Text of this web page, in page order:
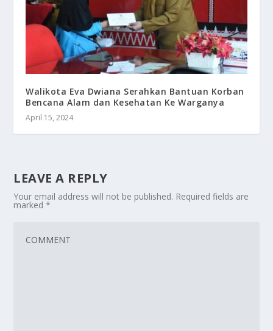
Walikota Eva Dwiana Serahkan Bantuan Korban
Bencana Alam dan Kesehatan Ke Warganya
April 15, 2024
LEAVE A REPLY
Your email address will not be published. Required fields are
marked*